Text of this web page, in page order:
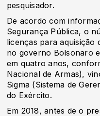
pesquisador.
De acordo com
Segurança Pública, o
licenças para aquisição
no governo Bolsonaro
em quatro anos,
Nacional de Armas),
Sigma (Sistema de
do Exército.
Em 2018, antes de o